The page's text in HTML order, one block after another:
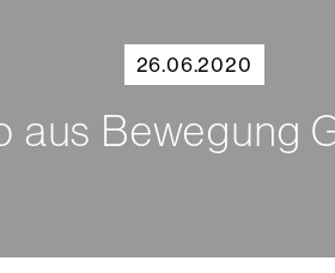
26.06.2020
aus Bewegung